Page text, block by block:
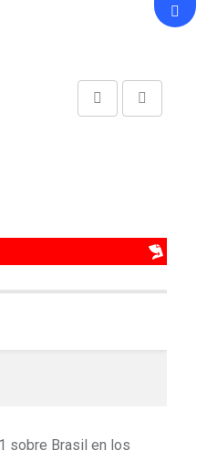
sobre Brasil en los